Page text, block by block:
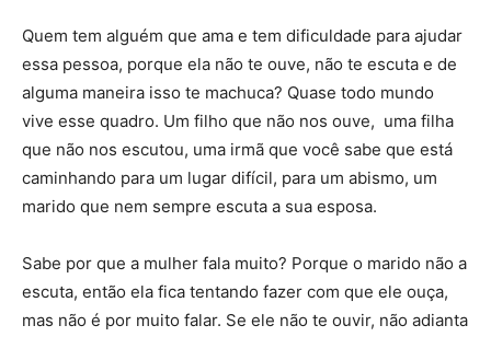
Quem tem alguém que ama e tem dificuldade para ajudar
essa pessoa, porque ela não te ouve, não te escuta e de
alguma maneira isso te machuca? Quase todo mundo
vive esse quadro. Um filho que não nos ouve, uma filha
que não nos escutou, uma irmã que você sabe que está
caminhando para um lugar difícil, para um abismo, um
marido que nem sempre escuta a sua esposa.
Sabe por que a mulher fala muito? Porque o marido não a
escuta, então ela fica tentando fazer com que ele ouça,
mas não é por muito falar. Se ele não te ouvir, não adianta